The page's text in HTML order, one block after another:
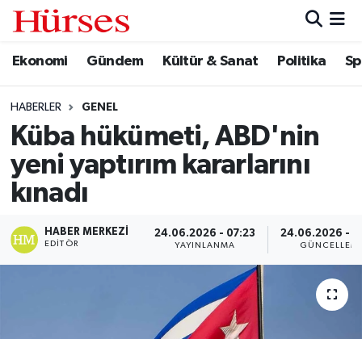
Ekonomi Gündem Kültür & Sanat Politika
HABERLER GENEL
Küba hükümeti, ABD'nin
yeni yaptırım kararlarını
kınadı
HABER MERKEZI
EDITÖR
24.06.2026 - 07:23
YAYINLANMA
24.06.2026 -
Ekonomi
Gündem
Kültür & Sanat
Politika
Spor
Turizm
Hava Durumu
Trafik Durumu
Süper Lig Puan Durumu ve Fikstür
Tüm Manşetler
Son Dakika Haberleri
Haber Arşivi